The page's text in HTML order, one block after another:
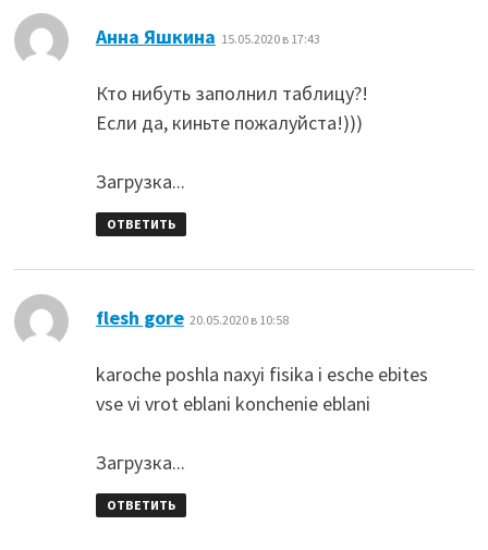
Анна Яшкина 15.05.2020 в 17:43
Кто нибуть заполнил таблицу?!
Если да, киньте пожалуйста!)))
Загрузка...
ОТВЕТИТЬ
flesh gore: 20.05.2020 в 10:58
karoche poshla naxyi fisika i esche ebites
vse vi vrot eblani konchenie eblani
Загрузка...
ОТВЕТИТЬ